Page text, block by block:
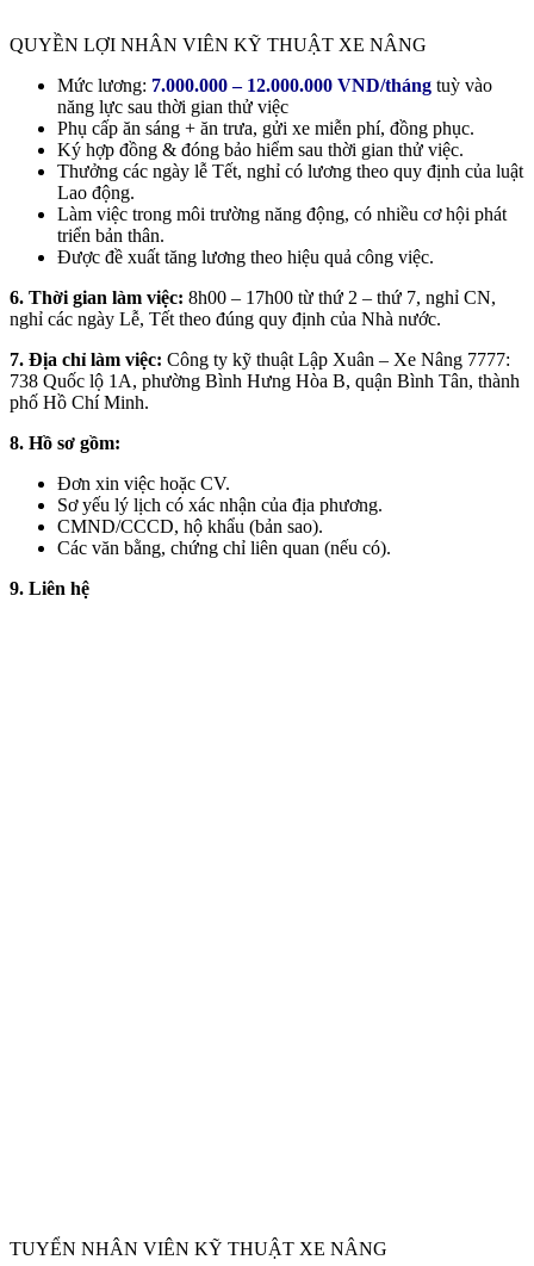
QUYỀN LỢI NHÂN VIÊN KỸ THUẬT XE NÂNG
Mức lương: 7.000.000 – 12.000.000 VND/tháng tuỳ vào
năng lực sau thời gian thử việc
Phụ cấp ăn sáng + ăn trưa, gửi xe miễn phí, đồng phục.
Ký hợp đồng & đóng bảo hiểm sau thời gian thử việc.
Thưởng các ngày lễ Tết, nghỉ có lương theo quy định của luật
Lao động.
Làm việc trong môi trường năng động, có nhiều cơ hội phát
triển bản thân.
Được đề xuất tăng lương theo hiệu quả công việc.
6. Thời gian làm việc: 8h00 – 17h00 từ thứ 2 – thứ 7, nghỉ CN,
nghỉ các ngày Lễ, Tết theo đúng quy định của Nhà nước.
7. Địa chỉ làm việc: Công ty kỹ thuật Lập Xuân – Xe Nâng 7777:
738 Quốc lộ 1A, phường Bình Hưng Hòa B, quận Bình Tân, thành
phố Hồ Chí Minh.
8. Hồ sơ gồm:
Đơn xin việc hoặc CV.
Sơ yếu lý lịch có xác nhận của địa phương.
CMND/CCCD, hộ khẩu (bản sao).
Các văn bằng, chứng chỉ liên quan (nếu có).
9. Liên hệ
TUYỂN NHÂN VIÊN KỸ THUẬT XE NÂNG